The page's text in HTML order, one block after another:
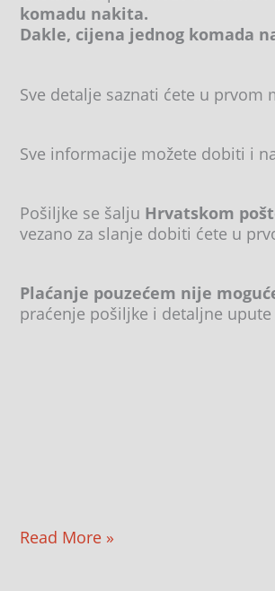
komadu nakita.
Dakle, cijena jednog komada
Sve detalje saznati ćete u
Sve informacije možete dobiti i
Pošiljke se šalju Hrvatskom
vezano za slanje dobiti ćete u
Plaćanje pouzećem nije
praćenje pošiljke i detaljne
Read More »